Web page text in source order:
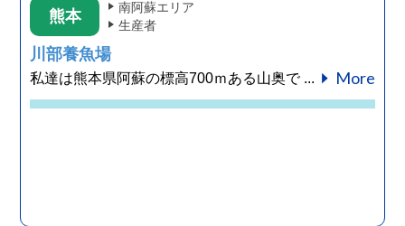
熊本
南阿蘇エリア
生産者
川部養魚場
私達は熊本県阿蘇の標高700ｍある山奥で ... More